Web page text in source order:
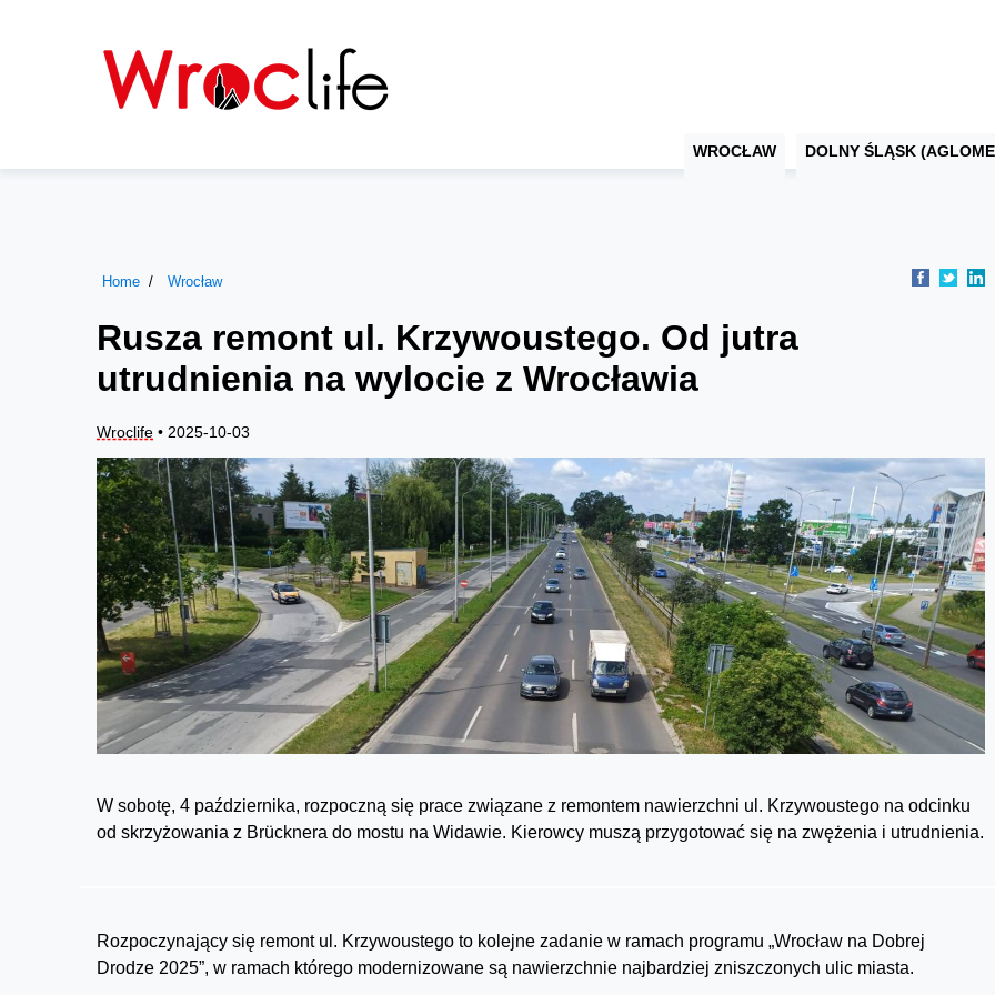
WROCŁAW DOLNY ŚLĄSK
Home Wrocław
Rusza remont ul. Krzywoustego. Od jutra
utrudnienia na wylocie z Wrocławia
Wroclife • 2025-10-03
W sobotę, 4 października, rozpoczną się prace związane z remontem nawierzchni ul. Krzywoustego na odcinku
od skrzyżowania z Brücknera do mostu na Widawie. Kierowcy muszą przygotować się na zwężenia i utrudnienia.
Rozpoczynający się remont ul. Krzywoustego to kolejne zadanie w ramach programu „Wrocław na Dobrej
Drodze 2025”, w ramach którego modernizowane są nawierzchnie najbardziej zniszczonych ulic miasta.